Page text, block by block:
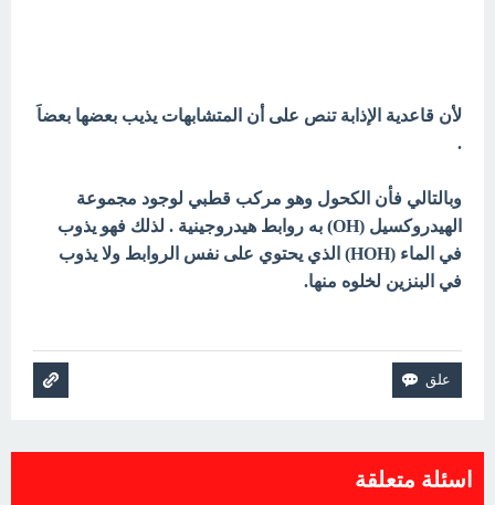
لأن قاعدية الإذابة تنص على أن المتشابهات يذيب بعضها بعضاَ
.
وبالتالي فأن الكحول وهو مركب قطبي لوجود مجموعة
الهيدروكسيل (OH) به روابط هيدروجينية . لذلك فهو يذوب
في الماء (HOH) الذي يحتوي على نفس الروابط ولا يذوب
في البنزين لخلوه منها.
اسئلة متعلقة